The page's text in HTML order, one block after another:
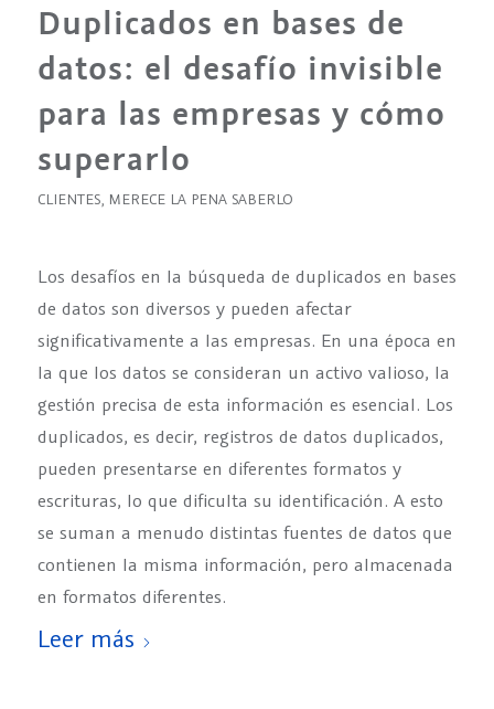
Duplicados en bases de
datos: el desafío invisible
para las empresas y cómo
superarlo
CLIENTES, MERECE LA PENA SABERLO
Los desafíos en la búsqueda de duplicados en bases
de datos son diversos y pueden afectar
significativamente a las empresas. En una época en
la que los datos se consideran un activo valioso, la
gestión precisa de esta información es esencial. Los
duplicados, es decir, registros de datos duplicados,
pueden presentarse en diferentes formatos y
escrituras, lo que dificulta su identificación. A esto
se suman a menudo distintas fuentes de datos que
contienen la misma información, pero almacenada
en formatos diferentes.
Leer más